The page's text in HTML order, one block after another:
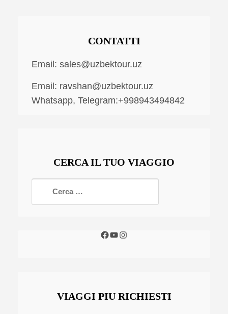
CONTATTI
Email: sales@uzbektour.uz
Email: ravshan@uzbektour.uz
Whatsapp, Telegram:+998943494842
CERCA IL TUO VIAGGIO
VIAGGI PIU RICHIESTI